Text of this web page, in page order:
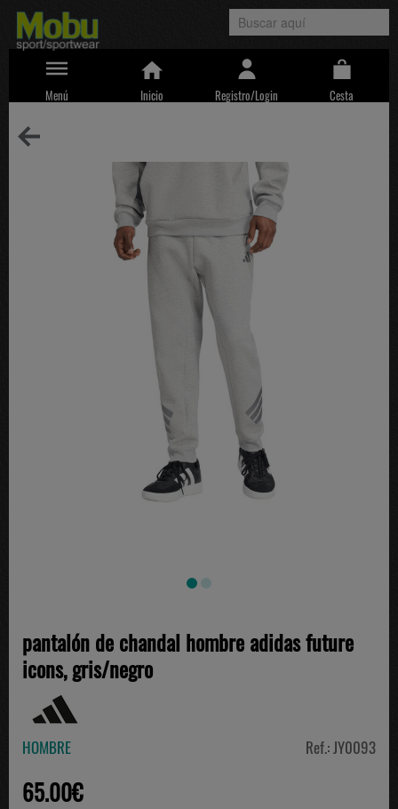
Menú Inicio Registro/Login Cesta
pantalón de chandal hombre adidas future
icons, gris/negro
HOMBRE Ref.: JY0093
65.00€